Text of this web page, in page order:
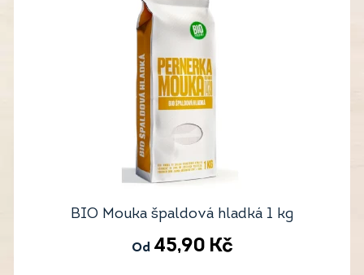
BIO Mouka špaldová hladká 1 kg
Od 45,90 Kč